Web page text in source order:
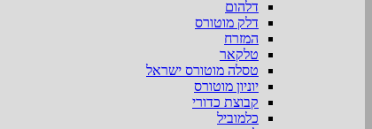
דלהום
דלק מוטורס
המזרח
טלקאר
טסלה מוטורס ישראל
יוניון מוטורס
קבוצת כדורי
כלמוביל